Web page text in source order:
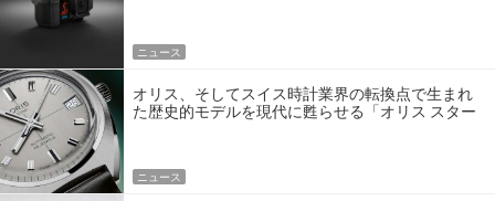
ニュース
オリス、そしてスイス時計業界の転換点で生まれ
た歴史的モデルを現代に甦らせる「オリス スター
ニュース